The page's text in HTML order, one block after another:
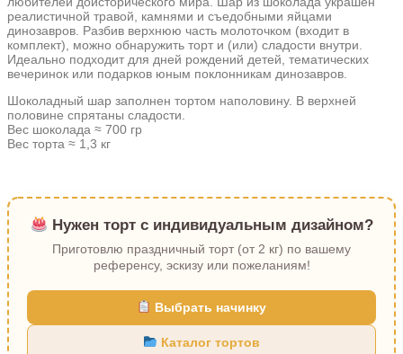
реалистичной травой, камнями и съедобными яйцами
динозавров. Разбив верхнюю часть молоточком (входит в
комплект), можно обнаружить торт и (или) сладости внутри.
Идеально подходит для дней рождений детей, тематических
вечеринок или подарков юным поклонникам динозавров.
Шоколадный шар заполнен тортом наполовину. В верхней
половине спрятаны сладости.
Вес шоколада ≈ 700 гр
Вес торта ≈ 1,3 кг
Нужен торт с индивидуальным дизайном?
Приготовлю праздничный торт (от 2 кг) по вашему
референсу, эскизу или пожеланиям!
Выбрать начинку
Каталог тортов